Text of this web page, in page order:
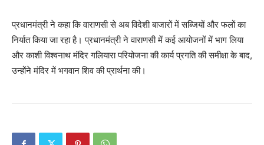
प्रधानमंत्री ने कहा कि वाराणसी से अब विदेशी बाजारों में सब्जियों और फलों का
निर्यात किया जा रहा है। प्रधानमंत्री ने वाराणसी में कई आयोजनों में भाग लिया
और काशी विश्वनाथ मंदिर गलियारा परियोजना की कार्य प्रगति की समीक्षा के बाद,
उन्होंने मंदिर में भगवान शिव की प्रार्थना की।